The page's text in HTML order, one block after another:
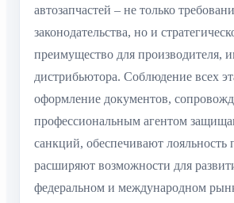
автозапчастей – не только
законодательства, но и
преимущество для производителя,
дистрибьютора. Соблюдение всех
оформление документов,
профессиональным агентом
санкций, обеспечивают лояльность
расширяют возможности для
федеральном и международном